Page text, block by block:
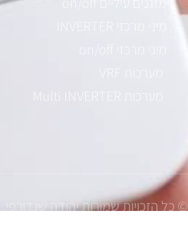
© כל הזכויות שמורות יהודה שנדורפי.